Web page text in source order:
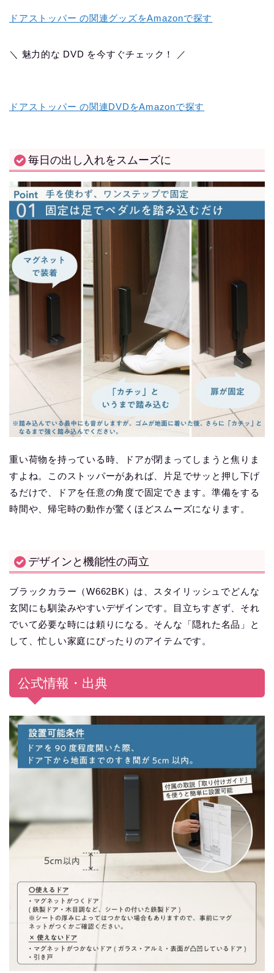
ドアストッパー の関連グッズをAmazonで探す
＼ 魅力的な DVD を今すぐチェック！ ／
ドアストッパー の関連DVDをAmazonで探す
毎日の出し入れをスムーズに
重い荷物を持っている時、ドアが閉まってしまうと焦りま
すよね。このストッパーがあれば、片足でサッと押し下げ
るだけで、ドアを任意の角度で固定できます。準備をする
時間や、帰宅時の動作が驚くほどスムーズになります。
デザインと機能性の両立
ブラックカラー（W662BK）は、スタイリッシュでどんな
玄関にも馴染みやすいデザインです。目立ちすぎず、それ
でいて必要な時には頼りになる。そんな「隠れた名品」と
して、忙しい家庭にぴったりのアイテムです。
公式情報・出典